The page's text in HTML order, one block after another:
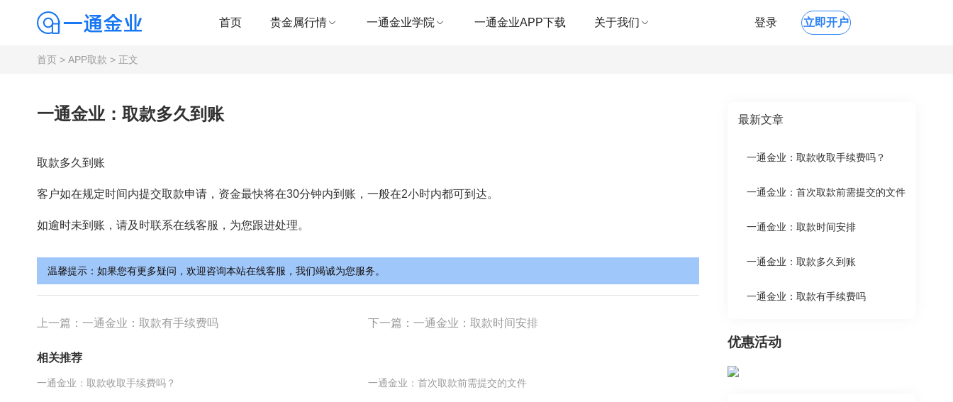
首页 贵金属行情 一通金业学院 一通金业APP下载 关于我们 登录 立即开户
首页 > APP取款 > 正文
一通金业：取款多久到账
取款多久到账
客户如在规定时间内提交取款申请，资金最快将在30分钟内到账，一般在2小时内都可到达。
如逾时未到账，请及时联系在线客服，为您跟进处理。
温馨提示：如果您有更多疑问，欢迎咨询本站在线客服，我们竭诚为您服务。
上一篇： 一通金业：取款有手续费吗 下一篇： 一通金业：取款时间安排
相关推荐
一通金业：取款收取手续费吗？ 一通金业：首次取款前需提交的文件
最新文章
一通金业：取款收取手续费吗？
一通金业：首次取款前需提交的文件
一通金业：取款时间安排
一通金业：取款多久到账
一通金业：取款有手续费吗
优惠活动